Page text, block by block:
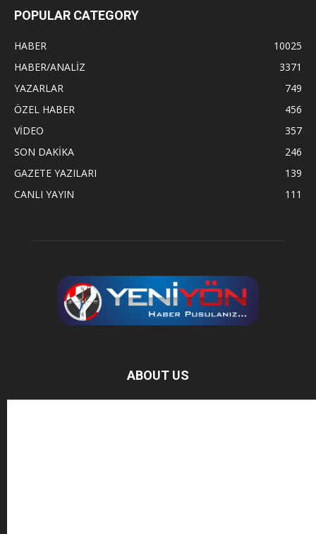
POPULAR CATEGORY
HABER
10025
HABER/ANALİZ
3371
YAZARLAR
749
ÖZEL HABER
456
VİDEO
357
SON DAKİKA
246
GAZETE YAZILARI
139
CANLI YAYIN
111
ABOUT US